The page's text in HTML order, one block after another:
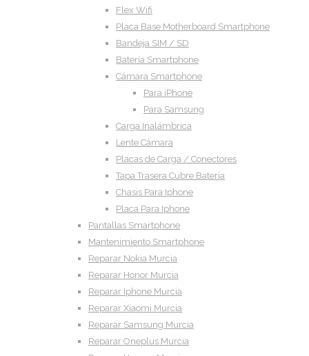
Flex Wifi
Placa Base Motherboard Smartphone
Bandeja SIM / SD
Batería Smartphone
Cámara Smartphone
Para iPhone
Para Samsung
Carga Inalámbrica
Lente Cámara
Placas de Carga / Conectores
Tapa Trasera Cubre Batería
Chasis Para Iphone
Placa Para Iphone
Pantallas Smartphone
Mantenimiento Smartphone
Reparar Nokia Murcia
Reparar Honor Murcia
Reparar Iphone Murcia
Reparar Xiaomi Murcia
Reparar Samsung Murcia
Reparar Oneplus Murcia